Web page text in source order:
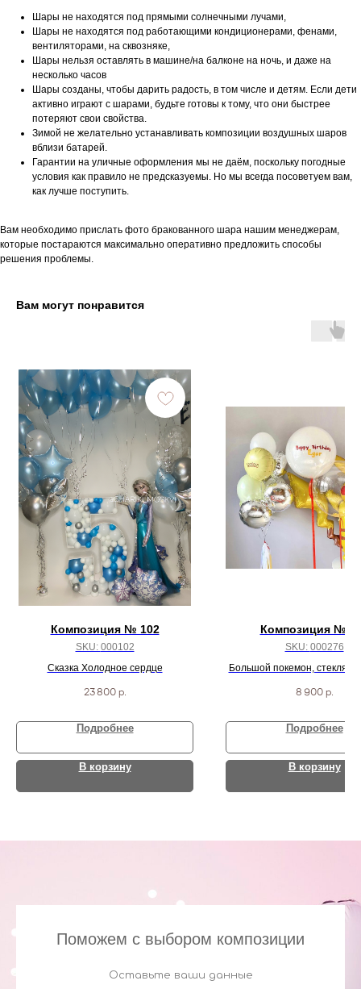
Шары не находятся под прямыми солнечными лучами,
Шары не находятся под работающими кондиционерами, фенами,
вентиляторами, на сквозняке,
Шары нельзя оставлять в машине/на балконе на ночь, и даже на
несколько часов
Шары созданы, чтобы дарить радость, в том числе и детям. Если дети
активно играют с шарами, будьте готовы к тому, что они быстрее
потеряют свои свойства.
Зимой не желательно устанавливать композиции воздушных шаров
вблизи батарей.
Гарантии на уличные оформления мы не даём, поскольку погодные
условия как правило не предсказуемы. Но мы всегда посоветуем вам,
как лучше поступить.
Вам необходимо прислать фото бракованного шара нашим менеджерам,
которые постараются максимально оперативно предложить способы
решения проблемы.
Вам могут понравится
Композиция № 102
SKU: 000102
Сказка Холодное сердце
23 800 р.
Подробнее
В корзину
Композиция №
SKU: 000276
Большой покемон,
шарикрв
8 900 р.
Подробнее
В корзину
Поможем с выбором композиции
Оставьте ваши данные